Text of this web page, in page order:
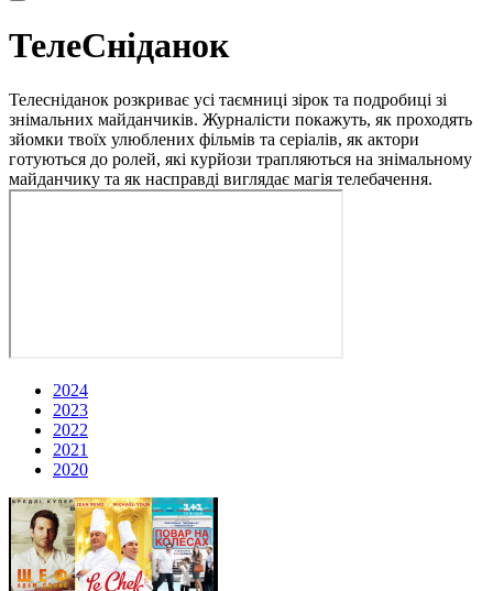
ТелеСніданок
Телесніданок розкриває усі таємниці зірок та подробиці зі
знімальних майданчиків. Журналісти покажуть, як проходять
зйомки твоїх улюблених фільмів та серіалів, як актори
готуються до ролей, які курйози трапляються на знімальному
майданчику та як насправді виглядає магія телебачення.
2024
2023
2022
2021
2020